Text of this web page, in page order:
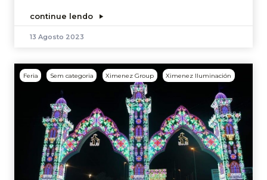
continue lendo
13 Agosto 2023
Feria Sem categoria Ximenez Group Ximenez Iluminación